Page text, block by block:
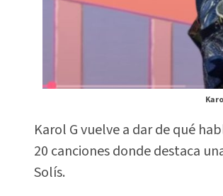
Karol G vuelve a dar de qué
20 canciones donde destaca
Solís.